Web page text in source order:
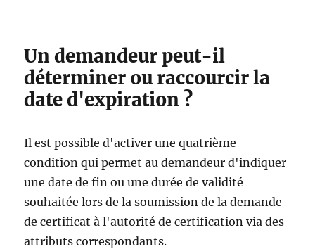
Un demandeur peut-il
déterminer ou raccourcir la
date d'expiration ?
Il est possible d'activer une quatrième
condition qui permet au demandeur d'indiquer
une date de fin ou une durée de validité
souhaitée lors de la soumission de la demande
de certificat à l'autorité de certification via des
attributs correspondants.